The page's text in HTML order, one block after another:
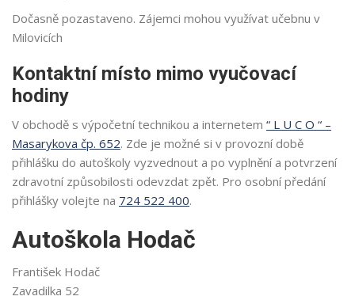
Dočasně pozastaveno. Zájemci mohou využívat učebnu v
Milovicích
Kontaktní místo mimo vyučovací
hodiny
V obchodě s výpočetní technikou a internetem “ L U C O “ –
Masarykova čp. 652. Zde je možné si v provozní době
přihlášku do autoškoly vyzvednout a po vyplnění a potvrzení
zdravotní způsobilosti odevzdat zpět. Pro osobní předání
přihlášky volejte na 724 522 400.
Autoškola Hodač
František Hodač
Zavadilka 52